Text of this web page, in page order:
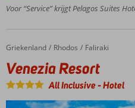
Uitstekende
en à-la-
carte
place to
be voor
Voor “Service” krijgt Pelagos Suites
Home
Griekenland Rhodos Faliraki
Venezia Resort
Venezia Resort
All Inclusive-Hotel